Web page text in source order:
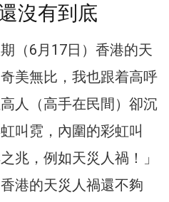
沒有到底
（6月17日）香港的天
美無比，我也跟着高呼
人（高手在民間）卻沉
叫霓，內圍的彩虹叫
兆，例如天災人禍！」
港的天災人禍還不夠